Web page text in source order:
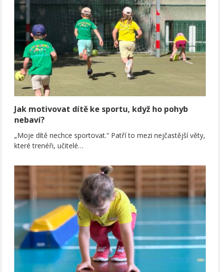
Jak motivovat dítě ke sportu, když ho pohyb
nebaví?
„Moje dítě nechce sportovat.“ Patří to mezi nejčastější věty,
které trenéři, učitelé…